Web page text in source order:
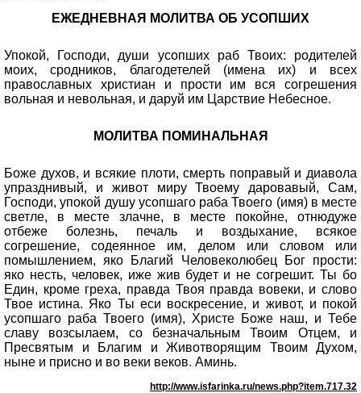
ЕЖЕДНЕВНАЯ МОЛИТВА ОБ УСОПШИХ
Упокой, Господи, души усопших раб Твоих: родителей
моих, сродников, благодетелей (имена их) и всех
православных христиан и прости им вся согрешения
вольная и невольная, и даруй им Царствие Небесное.
МОЛИТВА ПОМИНАЛЬНАЯ
Боже духов, и всякие плоти, смерть поправый и диавола
упразднивый, и живот миру Твоему даровавый, Сам,
Господи, упокой душу усопшаго раба Твоего (имя) в месте
светле, в месте злачне, в месте покойне, отнюдуже
отбеже болезнь, печаль и воздыхание, всякое
согрешение, содеянное им, делом или словом или
помышлением, яко Благий Человеколюбец Бог прости:
яко несть, человек, иже жив будет и не согрешит. Ты бо
Един, кроме греха, правда Твоя правда вовеки, и слово
Твое истина. Яко Ты еси воскресение, и живот, и покой
усопшаго раба Твоего (имя), Христе Боже наш, и Тебе
славу возсылаем, со безначальным Твоим Отцем, и
Пресвятым и Благим и Животворящим Твоим Духом,
ныне и присно и во веки веков. Аминь.
http://www.isfarinka.ru/news.php?item.717.32